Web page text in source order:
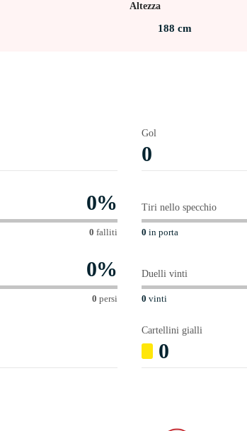
migliore in Serie A, il 23 aprile 2025 con il
Altezza
188 cm
Gol
0
0%
0 falliti
Tiri nello specchio
0 in porta
0%
0 persi
Duelli vinti
0 vinti
Cartellini gialli
0